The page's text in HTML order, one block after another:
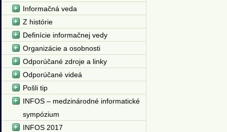
Informačná veda
Z histórie
Definície informačnej vedy
Organizácie a osobnosti
Odporúčané zdroje a linky
Odporúčané videá
Pošli tip
INFOS – medzinárodné informatické
sympózium
INFOS 2017